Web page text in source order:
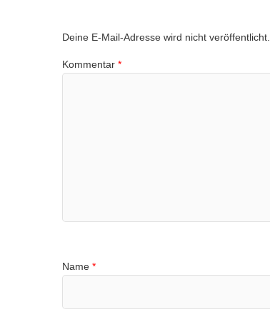
Deine E-Mail-Adresse wird nicht veröffentlicht.
Kommentar *
Name *